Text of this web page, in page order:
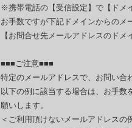
※携帯電話の【受信設定】で【ドメ
お手数ですが下記ドメインからのメ
【お問合せ先メールアドレスのドメ
■■■ご注意■■■
特定のメールアドレスで、お問い合
以下の例に該当する場合は、お手
願いします。
＜ご利用頂けないメールアドレスの